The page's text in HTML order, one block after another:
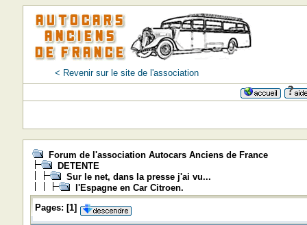
< Revenir sur le site de l'association
Forum de l'association Autocars Anciens de France
DETENTE
Sur le net, dans la presse j'ai vu...
l'Espagne en Car Citroen.
Pages: [1]